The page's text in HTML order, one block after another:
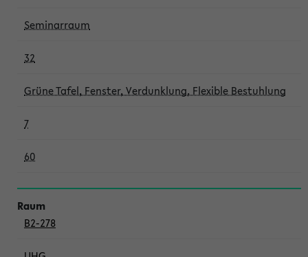
Seminarraum
32
Grüne Tafel, Fenster, Verdunklung, Flexible Bestuhlung
7
60
B2-278